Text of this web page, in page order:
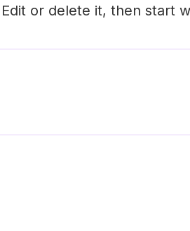
or delete it, then start